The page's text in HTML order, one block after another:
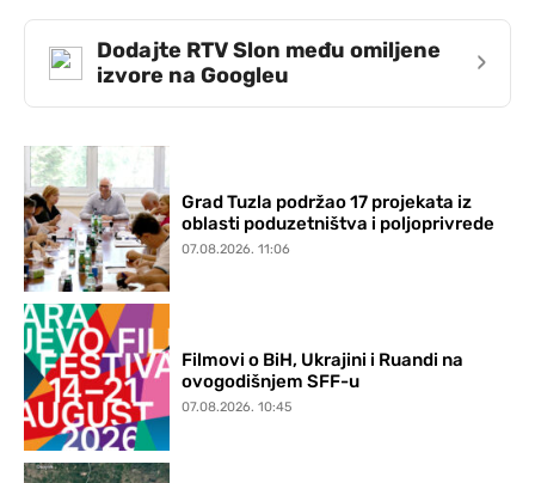
Dodajte RTV Slon među omiljene
izvore na Googleu
›
Grad Tuzla podržao 17 projekata iz
oblasti poduzetništva i poljoprivrede
07.08.2026. 11:06
Filmovi o BiH, Ukrajini i Ruandi na
ovogodišnjem SFF-u
07.08.2026. 10:45